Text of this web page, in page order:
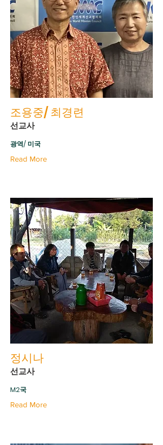
조용중/ 최경련
선교사
광역/ 미국
Read More
정시나
선교사
M2국
Read More